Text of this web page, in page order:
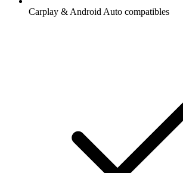
Carplay & Android Auto compatibles